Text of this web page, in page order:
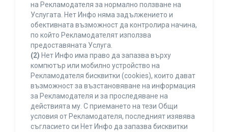
на Рекламодателя за нормално ползване на
Услугата. Нет Инфо няма задължението и
обективната възможност да контролира начина,
по който Рекламодателят използва
предоставяната Услуга.
(2) Нет Инфо има право да запазва върху
компютър или мобилно устройство на
Рекламодателя бисквитки (cookies), които дават
възможност за възстановяване на информация
за Рекламодателя и за проследяване на
действията му. С приемането на тези Общи
условия от Рекламодателя, последният изявява
съгласието си Нет Инфо да запазва бисквитки